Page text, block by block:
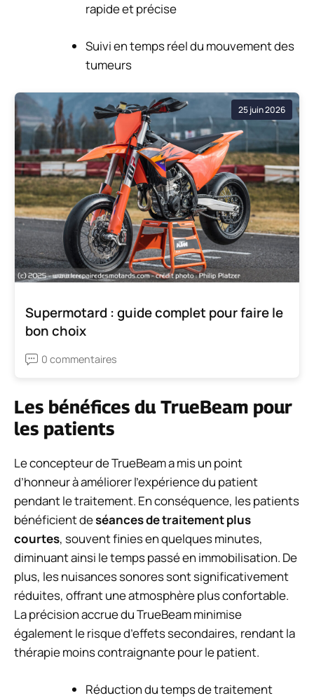
rapide et précise
Suivi en temps réel du mouvement des
tumeurs
25 juin 2026
Supermotard : guide complet pour faire le
bon choix
0 commentaires
Les bénéfices du TrueBeam pour
les patients
Le concepteur de TrueBeam a mis un point
d’honneur à améliorer l’expérience du patient
pendant le traitement. En conséquence, les patients
bénéficient deséances de traitement plus
courtes, souvent finies en quelques minutes,
diminuant ainsi le temps passé en immobilisation. De
plus, les nuisances sonores sont significativement
réduites, offrant une atmosphère plus confortable.
La précision accrue du TrueBeam minimise
également le risque d’effets secondaires, rendant la
thérapie moins contraignante pour le patient.
Réduction du temps de traitement